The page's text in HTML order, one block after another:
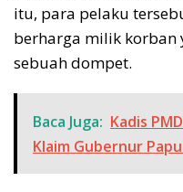
itu, para pelaku
berharga milik
sebuah dompet.
Baca Juga: Kadis
Klaim Gubernur